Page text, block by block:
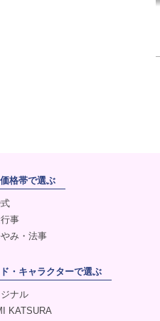
格帯で選ぶ
事
み・法事
・キャラクターで選ぶ
ナル
KATSURA